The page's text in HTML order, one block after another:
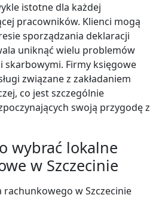
istotne dla każdej
pracowników. Klienci mogą
sporządzania deklaracji
uniknąć wielu problemów
skarbowymi. Firmy księgowe
związane z zakładaniem
co jest szczególnie
swoją przygodę z
wybrać lokalne
w Szczecinie
w Szczecinie